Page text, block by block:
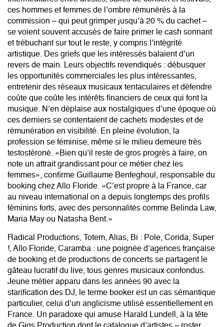
ces hommes et femmes de l’ombre rémunérés à la
commission – qui peut grimper jusqu’à 20 % du cachet –
se voient souvent accusés de faire primer le cash sonnant
et trébuchant sur tout le reste, y compris l’intégrité
artistique. Des griefs que les intéressés balaient d’un
revers de main. Leurs objectifs revendiqués : débusquer
les opportunités commerciales les plus intéressantes,
entretenir des réseaux musicaux tentaculaires et défendre
coûte que coûte les intérêts financiers de ceux qui font la
musique. N’en déplaise aux nostalgiques d’une époque où
ces derniers se contentaient de cachets modestes et de
rémunération en visibilité. En pleine évolution, la
profession se féminise, même si le milieu demeure très
testostéroné. «Bien qu’il reste de gros progrès à faire, on
note un attrait grandissant pour ce métier chez les
femmes», confirme Guillaume Benfeghoul, responsable du
booking chez Allo Floride. «C’est propre à la France, car
au niveau international on a depuis longtemps des profils
féminins forts, avec des personnalités comme Belinda Law,
Maria May ou Natasha Bent.»
Radical Productions, Totem, Alias, Bi : Pole, Corida, Super
!, Allo Floride, Caramba : une poignée d’agences française
de booking et de productions de concerts se partagent le
gâteau lucratif du live, tous genres musicaux confondus.
Jeune métier apparu dans les années 90 avec la
starification des DJ, le terme booker est un cas sémantique
particulier, celui d’un anglicisme utilisé essentiellement en
France. Un paradoxe qui amuse Harald Lundell, à la tête